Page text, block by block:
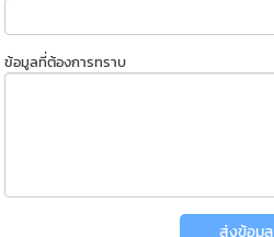
ข้อมูลที่ต้องการทราบ